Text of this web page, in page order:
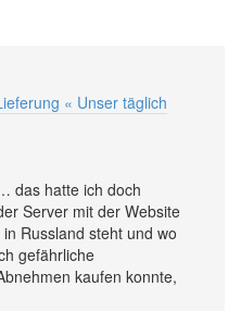
« Unser täglich
das hatte ich doch
Server mit der Website
Russland steht und wo
gefährliche
kaufen konnte,